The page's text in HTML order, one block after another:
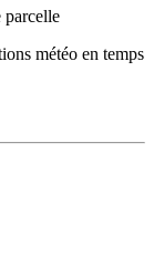
parcelle
météo en temps